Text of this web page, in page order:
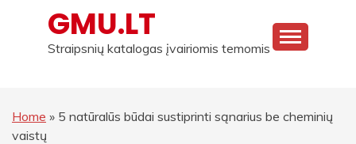
GMU.LT
Straipsnių katalogas įvairiomis temomis
Home » 5 natūralūs būdai sustiprinti sąnarius be cheminių
vaistų